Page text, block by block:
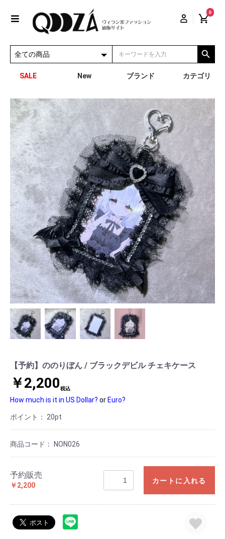
0
SALE New ブランド カテゴリ
【予約】ののりぼん / ブラックデビル チェキケース
￥2,200税込
How much is it in US Dollar? or Euro?
ポイント： 20pt
商品コード： NON026
予約販売
￥2,200
カートに入れる